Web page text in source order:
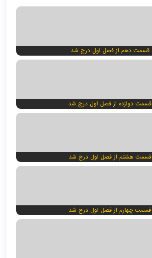
قسمت دهم از فصل اول درج شد
قسمت دوازده از فصل اول درج شد
قسمت هشتم از فصل اول درج شد
قسمت چهارم از فصل اول درج شد